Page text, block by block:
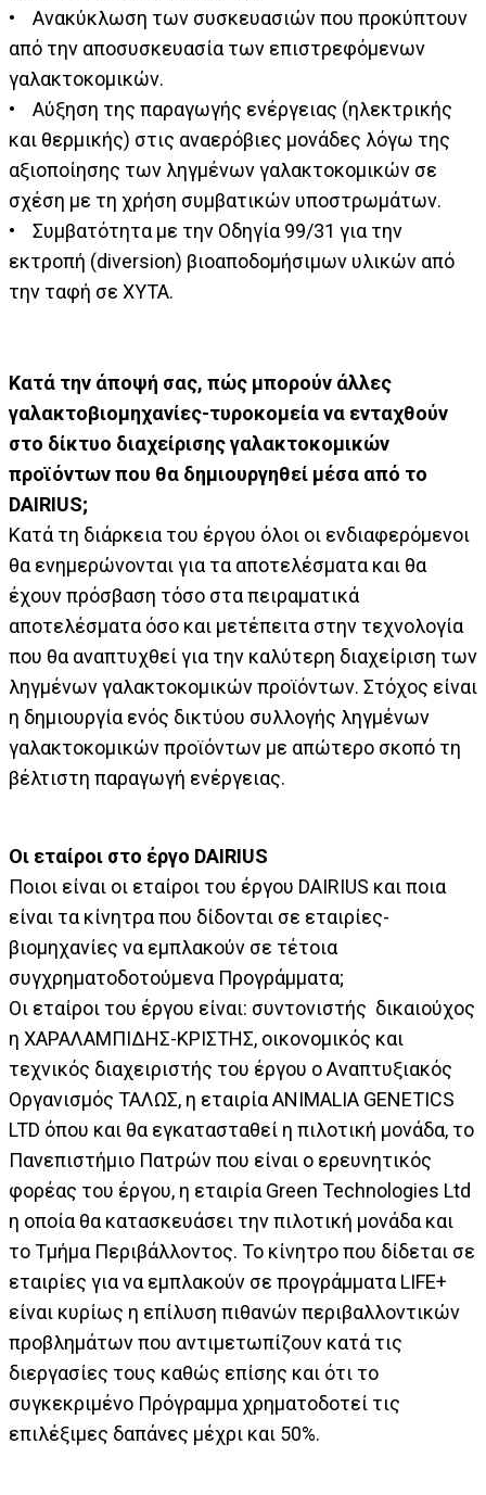
• Ανακύκλωση των συσκευασιών που προκύπτουν
από την αποσυσκευασία των επιστρεφόμενων
γαλακτοκομικών.
• Αύξηση της παραγωγής ενέργειας (ηλεκτρικής
και θερμικής) στις αναερόβιες μονάδες λόγω της
αξιοποίησης των ληγμένων γαλακτοκομικών σε
σχέση με τη χρήση συμβατικών υποστρωμάτων.
• Συμβατότητα με την Οδηγία 99/31 για την
εκτροπή (diversion) βιοαποδομήσιμων υλικών από
την ταφή σε ΧΥΤΑ.
Κατά την άποψή σας, πώς μπορούν άλλες
γαλακτοβιομηχανίες-τυροκομεία να ενταχθούν
στο δίκτυο διαχείρισης γαλακτοκομικών
προϊόντων που θα δημιουργηθεί μέσα από το
DAIRIUS;
Κατά τη διάρκεια του έργου όλοι οι ενδιαφερόμενοι
θα ενημερώνονται για τα αποτελέσματα και θα
έχουν πρόσβαση τόσο στα πειραματικά
αποτελέσματα όσο και μετέπειτα στην τεχνολογία
που θα αναπτυχθεί για την καλύτερη διαχείριση των
ληγμένων γαλακτοκομικών προϊόντων. Στόχος είναι
η δημιουργία ενός δικτύου συλλογής ληγμένων
γαλακτοκομικών προϊόντων με απώτερο σκοπό τη
βέλτιστη παραγωγή ενέργειας.
Οι εταίροι στο έργο DAIRIUS
Ποιοι είναι οι εταίροι του έργου DAIRIUS και ποια
είναι τα κίνητρα που δίδονται σε εταιρίες-
βιομηχανίες να εμπλακούν σε τέτοια
συγχρηματοδοτούμενα Προγράμματα;
Οι εταίροι του έργου είναι: συντονιστής δικαιούχος
η ΧΑΡΑΛΑΜΠΙΔΗΣ-ΚΡΙΣΤΗΣ, οικονομικός και
τεχνικός διαχειριστής του έργου ο Αναπτυξιακός
Οργανισμός ΤΑΛΩΣ, η εταιρία ANIMALIA GENETICS
LTD όπου και θα εγκατασταθεί η πιλοτική μονάδα, το
Πανεπιστήμιο Πατρών που είναι ο ερευνητικός
φορέας του έργου, η εταιρία Green Technologies Ltd
η οποία θα κατασκευάσει την πιλοτική μονάδα και
το Τμήμα Περιβάλλοντος. Το κίνητρο που δίδεται σε
εταιρίες για να εμπλακούν σε προγράμματα LIFE+
είναι κυρίως η επίλυση πιθανών περιβαλλοντικών
προβλημάτων που αντιμετωπίζουν κατά τις
διεργασίες τους καθώς επίσης και ότι το
συγκεκριμένο Πρόγραμμα χρηματοδοτεί τις
επιλέξιμες δαπάνες μέχρι και 50%.